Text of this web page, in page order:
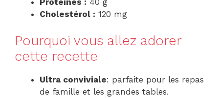
Protéines : 40 g
Cholestérol : 120 mg
Pourquoi vous allez adorer
cette recette
Ultra conviviale: parfaite pour les repas
de famille et les grandes tables.